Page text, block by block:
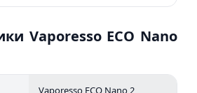
Vaporesso ECO Nano
Vaporesso ECO Nano 2